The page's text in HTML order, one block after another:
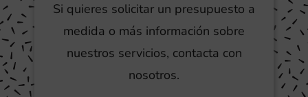
Si quieres solicitar un presupuesto a
medida o más información sobre
nuestros servicios, contacta con
nosotros.